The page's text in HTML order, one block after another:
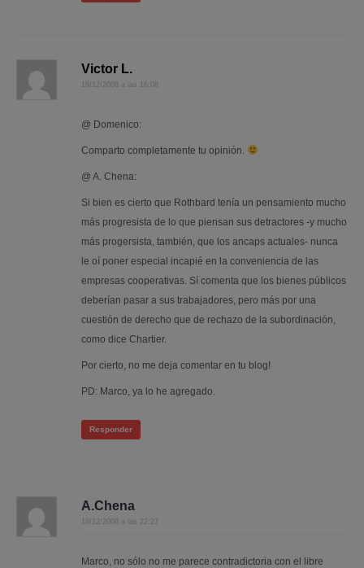
Victor L.
18/12/2008 a las 16:08
@ Domenico:
Comparto completamente tu opinión.
@ A. Chena:
Si bien es cierto que Rothbard tenía un pensamiento mucho
más progresista de lo que piensan sus detractores -y mucho
más progersista, también, que los ancaps actuales- nunca
le oí poner especial incapié en la conveniencia de las
empresas cooperativas. Sí comenta que los bienes públicos
deberían pasar a sus trabajadores, pero más por una
cuestión de derecho que de rechazo de la subordinación,
como dice Chartier.
Por cierto, no me deja comentar en tu blog!
PD: Marco, ya lo he agregado.
Responder
A.Chena
18/12/2008 a las 22:27
Marco, no sólo no me parece contradictoria con el libre